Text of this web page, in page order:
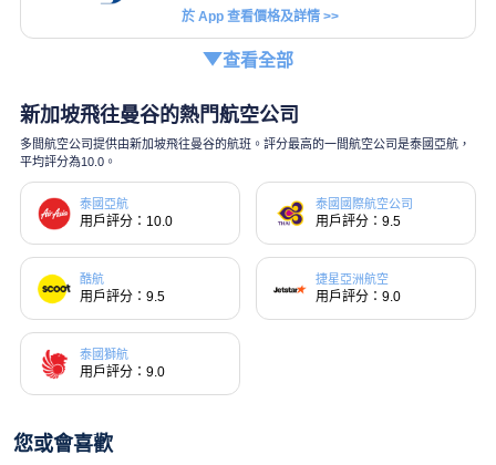
於 App 查看價格及詳情 >>
查看全部
新加坡飛往曼谷的熱門航空公司
多間航空公司提供由新加坡飛往曼谷的航班。評分最高的一間航空公司是泰國亞航，
平均評分為10.0。
泰國亞航
用戶評分：10.0
泰國國際航空公司
用戶評分：9.5
酷航
用戶評分：9.5
捷星亞洲航空
用戶評分：9.0
泰國獅航
用戶評分：9.0
您或會喜歡